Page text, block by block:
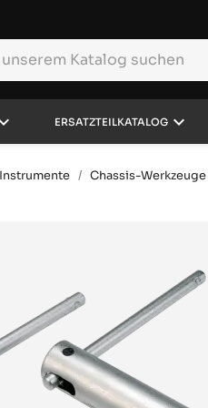
ERSATZTEILKATALOG keyboard_arrow_down
Chassis-Werkzeuge